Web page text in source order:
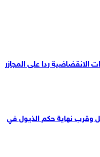
الانقضاضية ردا على المجازر
وقرب نهاية حكم الذيول في